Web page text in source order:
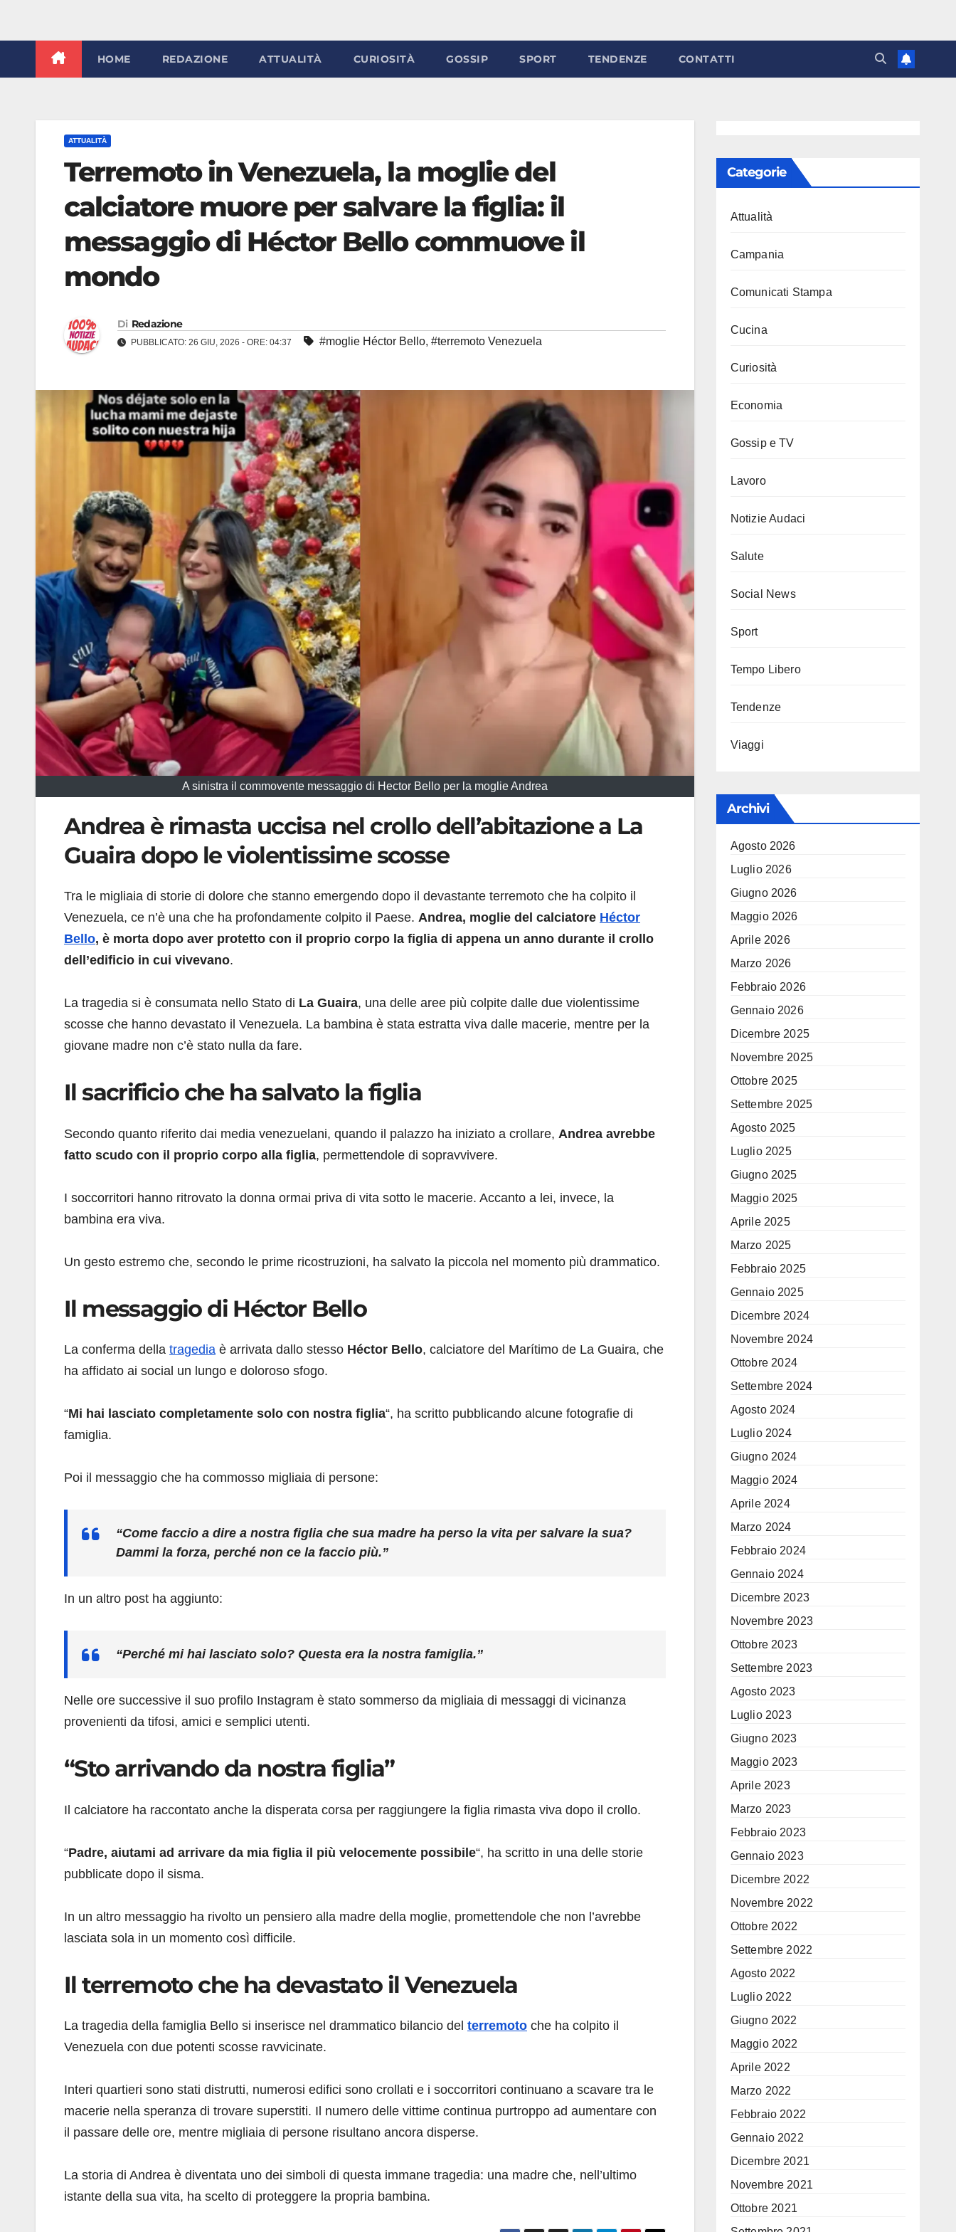
HOME REDAZIONE ATTUALITÀ CURIOSITÀ GOSSIP SPORT TENDENZE CONTATTI
ATTUALITÀ
Terremoto in Venezuela, la moglie del
calciatore muore per salvare la figlia: il
messaggio di Héctor Bello commuove il
mondo
Di Redazione
PUBBLICATO: 26 GIU, 2026 - ORE: 04:37 #moglie Héctor Bello, #terremoto Venezuela
A sinistra il commovente messaggio di Hector Bello per la moglie Andrea
Andrea è rimasta uccisa nel crollo dell’abitazione a La
Guaira dopo le violentissime scosse
Tra le migliaia di storie di dolore che stanno emergendo dopo il devastante terremoto che ha colpito il
Venezuela, ce n’è una che ha profondamente colpito il Paese. Andrea, moglie del calciatore Héctor
Bello, è morta dopo aver protetto con il proprio corpo la figlia di appena un anno durante il crollo
dell’edificio in cui vivevano.
La tragedia si è consumata nello Stato di La Guaira, una delle aree più colpite dalle due violentissime
scosse che hanno devastato il Venezuela. La bambina è stata estratta viva dalle macerie, mentre per la
giovane madre non c’è stato nulla da fare.
Il sacrificio che ha salvato la figlia
Secondo quanto riferito dai media venezuelani, quando il palazzo ha iniziato a crollare, Andrea avrebbe
fatto scudo con il proprio corpo alla figlia, permettendole di sopravvivere.
I soccorritori hanno ritrovato la donna ormai priva di vita sotto le macerie. Accanto a lei, invece, la
bambina era viva.
Un gesto estremo che, secondo le prime ricostruzioni, ha salvato la piccola nel momento più drammatico.
Il messaggio di Héctor Bello
La conferma della tragedia è arrivata dallo stesso Héctor Bello, calciatore del Marítimo de La Guaira, che
ha affidato ai social un lungo e doloroso sfogo.
“Mi hai lasciato completamente solo con nostra figlia“, ha scritto pubblicando alcune fotografie di
famiglia.
Poi il messaggio che ha commosso migliaia di persone:
“Come faccio a dire a nostra figlia che sua madre ha perso la vita per salvare la sua?
Dammi la forza, perché non ce la faccio più.”
In un altro post ha aggiunto:
“Perché mi hai lasciato solo? Questa era la nostra famiglia.”
Nelle ore successive il suo profilo Instagram è stato sommerso da migliaia di messaggi di vicinanza
provenienti da tifosi, amici e semplici utenti.
“Sto arrivando da nostra figlia”
Il calciatore ha raccontato anche la disperata corsa per raggiungere la figlia rimasta viva dopo il crollo.
“Padre, aiutami ad arrivare da mia figlia il più velocemente possibile“, ha scritto in una delle storie
pubblicate dopo il sisma.
In un altro messaggio ha rivolto un pensiero alla madre della moglie, promettendole che non l’avrebbe
lasciata sola in un momento così difficile.
Il terremoto che ha devastato il Venezuela
La tragedia della famiglia Bello si inserisce nel drammatico bilancio del terremoto che ha colpito il
Venezuela con due potenti scosse ravvicinate.
Interi quartieri sono stati distrutti, numerosi edifici sono crollati e i soccorritori continuano a scavare tra le
macerie nella speranza di trovare superstiti. Il numero delle vittime continua purtroppo ad aumentare con
il passare delle ore, mentre migliaia di persone risultano ancora disperse.
La storia di Andrea è diventata uno dei simboli di questa immane tragedia: una madre che, nell’ultimo
istante della sua vita, ha scelto di proteggere la propria bambina.
Categorie
Attualità
Campania
Comunicati Stampa
Cucina
Curiosità
Economia
Gossip e TV
Lavoro
Notizie Audaci
Salute
Social News
Sport
Tempo Libero
Tendenze
Viaggi
Archivi
Agosto 2026
Luglio 2026
Giugno 2026
Maggio 2026
Aprile 2026
Marzo 2026
Febbraio 2026
Gennaio 2026
Dicembre 2025
Novembre 2025
Ottobre 2025
Settembre 2025
Agosto 2025
Luglio 2025
Giugno 2025
Maggio 2025
Aprile 2025
Marzo 2025
Febbraio 2025
Gennaio 2025
Dicembre 2024
Novembre 2024
Ottobre 2024
Settembre 2024
Agosto 2024
Luglio 2024
Giugno 2024
Maggio 2024
Aprile 2024
Marzo 2024
Febbraio 2024
Gennaio 2024
Dicembre 2023
Novembre 2023
Ottobre 2023
Settembre 2023
Agosto 2023
Luglio 2023
Giugno 2023
Maggio 2023
Aprile 2023
Marzo 2023
Febbraio 2023
Gennaio 2023
Dicembre 2022
Novembre 2022
Ottobre 2022
Settembre 2022
Agosto 2022
Luglio 2022
Giugno 2022
Maggio 2022
Aprile 2022
Marzo 2022
Febbraio 2022
Gennaio 2022
Dicembre 2021
Novembre 2021
Ottobre 2021